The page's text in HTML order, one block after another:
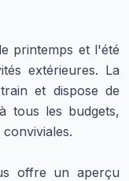
printemps et l'été
extérieures. La
et dispose de
tous les budgets,
offre un aperçu